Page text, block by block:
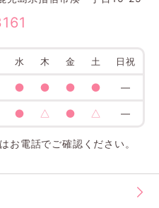
水 木 金 土 日祝
● ● ● ● ―
● △ ● △ ―
お電話でご確認ください。